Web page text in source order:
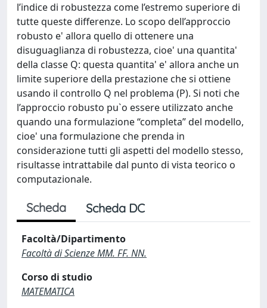
l’indice di robustezza come l’estremo superiore di
tutte queste differenze. Lo scopo dell’approccio
robusto e' allora quello di ottenere una
disuguaglianza di robustezza, cioe' una quantita'
della classe Q: questa quantita' e' allora anche un
limite superiore della prestazione che si ottiene
usando il controllo Q nel problema (P). Si noti che
l’approccio robusto pu`o essere utilizzato anche
quando una formulazione “completa” del modello,
cioe' una formulazione che prenda in
considerazione tutti gli aspetti del modello stesso,
risultasse intrattabile dal punto di vista teorico o
computazionale.
Scheda Scheda DC
Facoltà/Dipartimento
Facoltà di Scienze MM. FF. NN.
Corso di studio
MATEMATICA